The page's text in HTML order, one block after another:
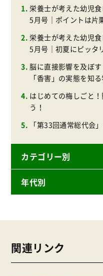
栄養士が考えた幼児
5月号｜ポイントは片
栄養士が考えた幼児
5月号｜初夏にピッタ
脳に直接影響を及ぼ
「香害」の実態を知
はじめての梅しごと
う！
「第33回通常総代会
カテゴリー別
ニュースリリース
商品
年代別
2024年
2023年
関連リンク